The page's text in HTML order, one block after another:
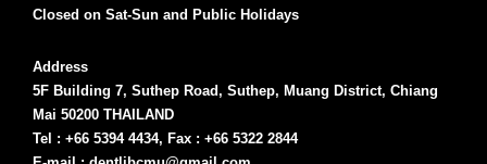
Closed on Sat-Sun and Public Holidays
Address
5F Building 7, Suthep Road, Suthep, Muang District, Chiang
Mai 50200 THAILAND
Tel : +66 5394 4434, Fax : +66 5322 2844